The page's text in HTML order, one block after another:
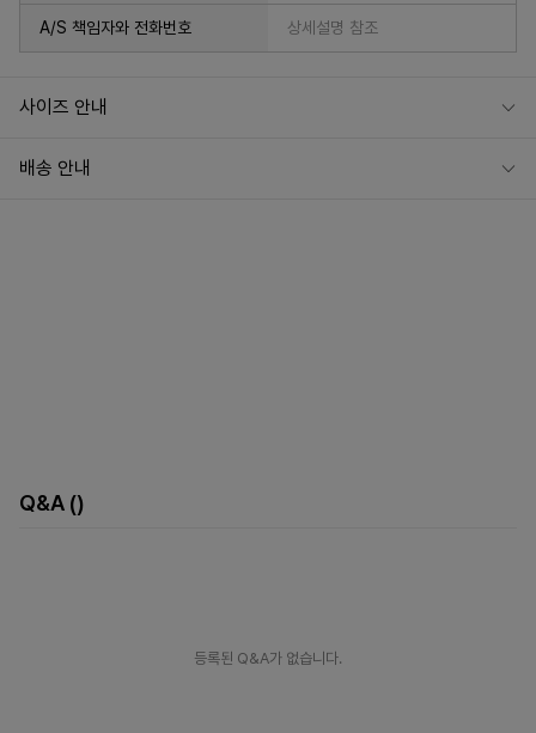
A/S 책임자와 전화번호 상세설명 참조
사이즈 안내
배송 안내
Q&A ()
등록된 Q&A가 없습니다.